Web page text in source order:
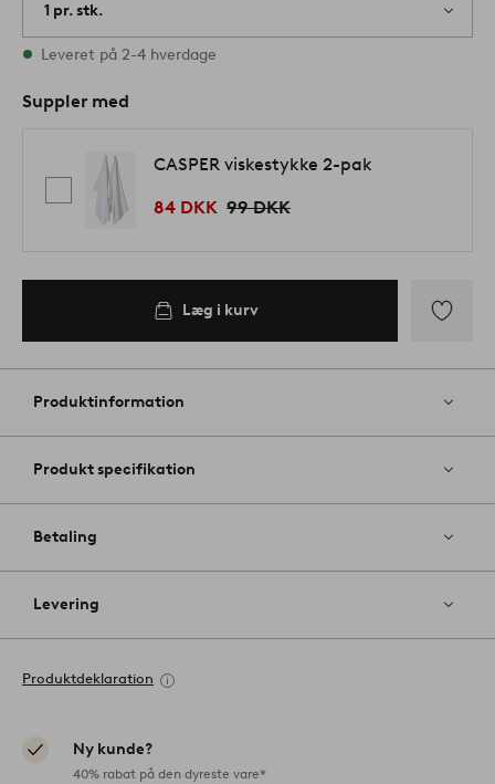
1 pr. stk.
På lager
Leveret på 2-4 hverdage
Suppler med
CASPER viskestykke 2-pak
84 DKK 99 DKK
Læg i kurv
til
Produktinformation
Produkt specifikation
Betaling
Levering
Produktdeklaration
Ny kunde?
40% rabat på den dyreste vare*